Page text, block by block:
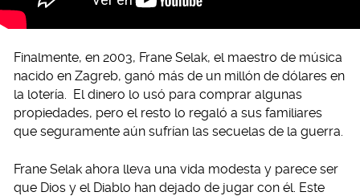
Finalmente, en 2003, Frane Selak, el maestro de música
nacido en Zagreb, ganó más de un millón de dólares en
la lotería. El dinero lo usó para comprar algunas
propiedades, pero el resto lo regaló a sus familiares
que seguramente aún sufrían las secuelas de la guerra.
Frane Selak ahora lleva una vida modesta y parece ser
que Dios y el Diablo han dejado de jugar con él. Este